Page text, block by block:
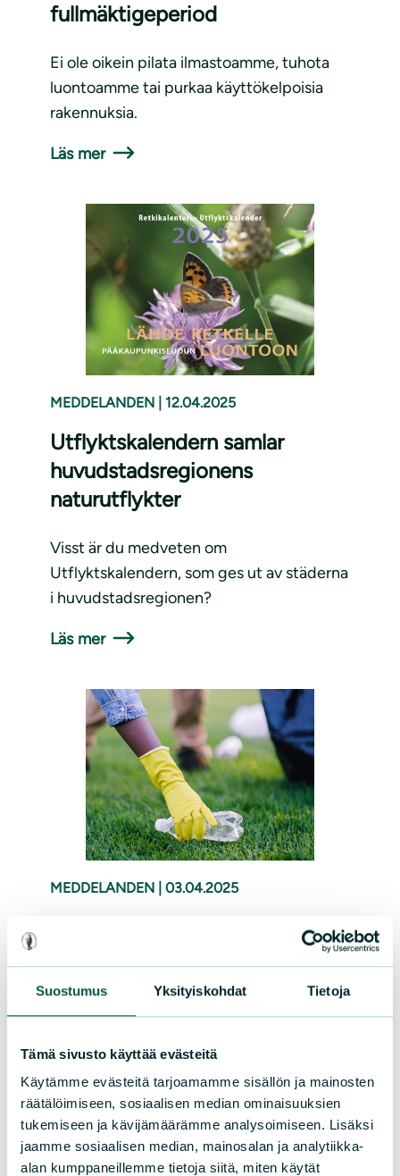
Suostumus Yksityiskohdat Tietoja
Tämä sivusto käyttää evästeitä
Käytämme evästeitä tarjoamamme sisällön ja mainosten
räätälöimiseen, sosiaalisen median ominaisuuksien
tukemiseen ja kävijämäärämme analysoimiseen. Lisäksi
jaamme sosiaalisen median, mainosalan ja analytiikka-
alan kumppaneillemme tietoja siitä, miten käytät
fullmäktigeperiod
Ei ole oikein pilata ilmastoamme, tuhota
luontoamme tai purkaa käyttökelpoisia
rakennuksia.
Läs mer
MEDDELANDEN 12.04.2025
Utflyktskalendern samlar
huvudstadsregionens
naturutflykter
Visst är du medveten om
Utflyktskalendern, som ges ut av städerna
i huvudstadsregionen?
Läs mer
MEDDELANDEN 03.04.2025
Skräptalko – ett lätt sätt att
Det har blivet en årlig tradition för
år infaller talkot tisdag 15.4.2025 med
start kl. 15 och pågår fram till kl. 19.
Läs mer